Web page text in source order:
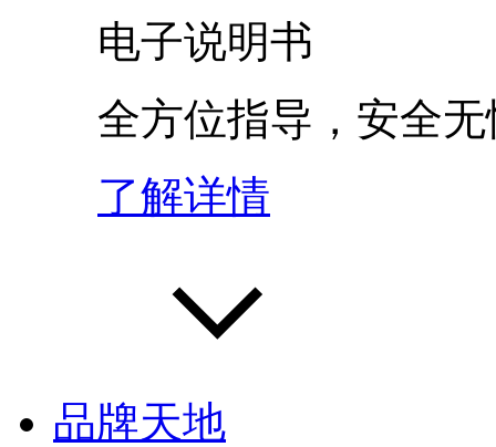
电子说明书
全方位指导，安全
了解详情
品牌天地